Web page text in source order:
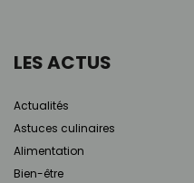
LES ACTUS
Actualités
Astuces culinaires
Alimentation
Bien-être